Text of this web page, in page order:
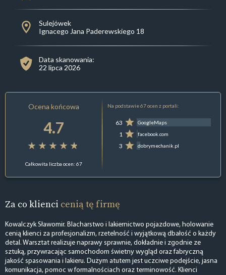
Sulejówek
Ignacego Jana Paderewskiego 18
Data skanowania:
22 lipca 2026
Ocena końcowa
4.7
Całkowita liczba ocen: 67
Na podstawie 67 ocen z portali:
63 GoogleMaps
1 facebook.com
3 dobrymechanik.pl
Za co klienci cenią tę firmę
Kowalczyk Sławomir. Blacharstwo i lakiernictwo pojazdowe, holowanie
cenią klienci za profesjonalizm, rzetelność i wyjątkową dbałość o każdy
detal. Warsztat realizuje naprawy sprawnie, dokładnie i zgodnie ze
sztuką, przywracając samochodom świetny wygląd oraz fabryczną
jakość spasowania i lakieru. Dużym atutem jest uczciwe podejście, jasna
komunikacja, pomoc w formalnościach oraz terminowość. Klienci